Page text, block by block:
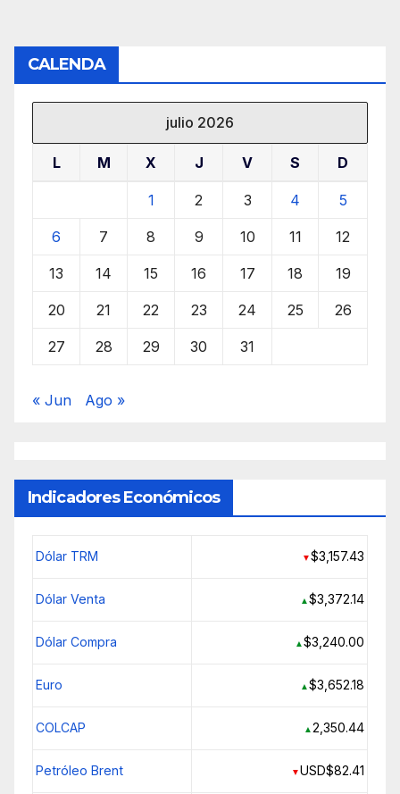
CALENDA
julio 2026
L M X J V S D
1 2 3 4 5
6 7 8 9 10 11 12
13 14 15 16 17 18 19
20 21 22 23 24 25 26
27 28 29 30 31
« Jun Ago »
Indicadores Económicos
Dólar TRM ▼$3,157.43
Dólar Venta ▲$3,372.14
Dólar Compra ▲$3,240.00
Euro ▲$3,652.18
COLCAP ▲ 2,350.44
Petróleo Brent ▼USD$82.41